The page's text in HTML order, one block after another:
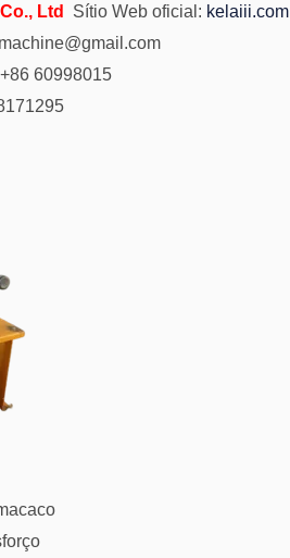
Ltd
Sítio Web oficial: kelaiii.com
60998015